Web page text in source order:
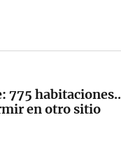
775
en otro sitio